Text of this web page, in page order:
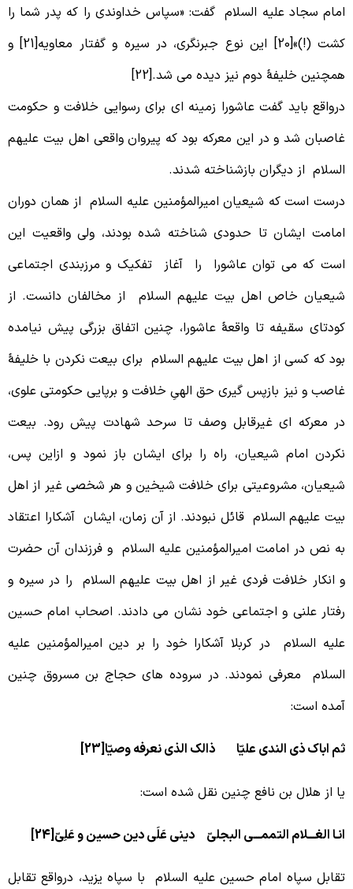
سجاد علیه السلام گفت: «سپاس خداوندی را که پدر شما را
کشت (!)»[20] این نوع جبرنگری، در سیره و گفتار معاویه[21] و
خلیفۀ دوم نیز دیده می شد.[22]
باید گفت عاشورا زمینه ای برای رسوایی خلافت و حکومت
شد و در این معرکه بود که پیروان واقعی اهل بیت علیهم
از دیگران بازشناخته شدند.
است که شیعیان امیرالمؤمنین علیه السلام از همان دوران
ایشان تا حدودی شناخته شده بودند، ولی واقعیت این
که می توان عاشورا را آغاز تفکیک و مرزبندی اجتماعی
خاص اهل بیت علیهم السلام از مخالفان دانست. از
سقیفه تا واقعۀ عاشورا، چنین اتفاق بزرگی پیش نیامده
که کسی از اهل بیت علیهم السلام برای بیعت نکردن با خلیفۀ
و نیز بازپس گیری حق الهیِ خلافت و برپایی حکومتی علوی،
معرکه ای غیرقابل وصف تا سرحد شهادت پیش رود. بیعت
امام شیعیان، راه را برای ایشان باز نمود و ازاین پس،
مشروعیتی برای خلافت شیخین و هر شخصی غیر از اهل
علیهم السلام قائل نبودند. از آن زمان، ایشان آشکارا اعتقاد
نص در امامت امیرالمؤمنین علیه السلام و فرزندان آن حضرت
انکار خلافت فردی غیر از اهل بیت علیهم السلام را در سیره و
علنی و اجتماعی خود نشان می دادند. اصحاب امام حسین
السلام در کربلا آشکارا خود را بر دین امیرالمؤمنین علیه
معرفی نمودند. در سروده های حجاج بن مسروق چنین
است:
اباک ذی الندی علیّا ذالک الذی نعرفه وصیّا[23]
از هلال بن نافع چنین نقل شده است:
الغـــلام التممـــی البجلیّ دینی عَلَی دین حسین و عَلِیّ[24]
سپاه امام حسین علیه السلام با سپاه یزید، درواقع تقابل